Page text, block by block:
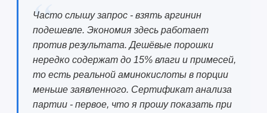
Часто слышу запрос - взять аргинин
подешевле. Экономия здесь работает
против результата. Дешёвые порошки
нередко содержат до 15% влаги и примесей,
то есть реальной аминокислоты в порции
меньше заявленного. Сертификат анализа
партии - первое, что я прошу показать при